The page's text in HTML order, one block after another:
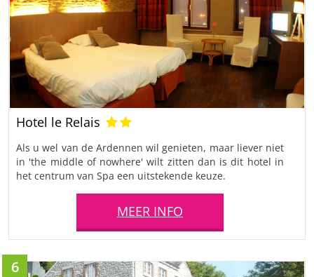
Hotel le Relais
Als u wel van de Ardennen wil genieten, maar liever niet
in 'the middle of nowhere' wilt zitten dan is dit hotel in
het centrum van Spa een uitstekende keuze.
MEER INFO
6